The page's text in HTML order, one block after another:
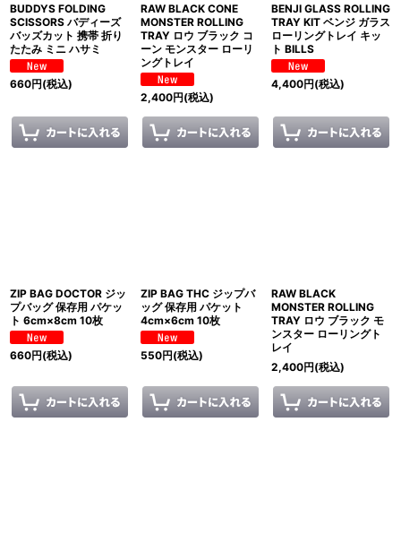
BUDDYS FOLDING
SCISSORS バディーズ
バッズカット 携帯 折り
たたみ ミニ ハサミ
660円(税込)
RAW BLACK CONE
MONSTER ROLLING
TRAY ロウ ブラック コ
ーン モンスター ローリ
ングトレイ
2,400円(税込)
BENJI GLASS ROLLING
TRAY KIT ベンジ ガラス
ローリングトレイ キッ
ト BILLS
4,400円(税込)
ZIP BAG DOCTOR ジッ
プバッグ 保存用 パケッ
ト 6cm×8cm 10枚
660円(税込)
ZIP BAG THC ジップバ
ッグ 保存用 パケット
4cm×6cm 10枚
550円(税込)
RAW BLACK
MONSTER ROLLING
TRAY ロウ ブラック モ
ンスター ローリングト
レイ
2,400円(税込)